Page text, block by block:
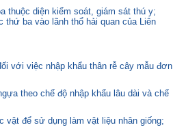
thuộc diện kiểm soát, giám sát thú y;
ba vào lãnh thổ hải quan của Liên
với việc nhập khẩu thân rễ cây mẫu đơn
theo chế độ nhập khẩu lâu dài và chế
vật để sử dụng làm vật liệu nhân giống;